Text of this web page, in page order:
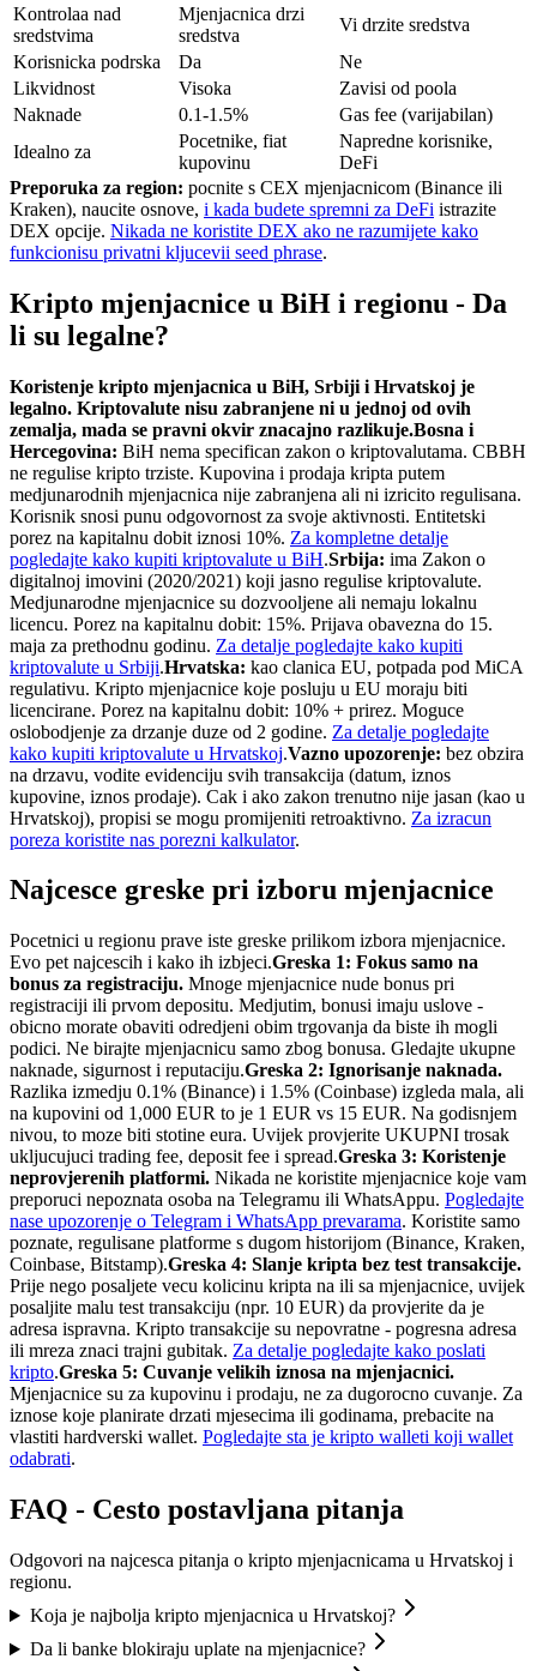
Kontrolaa nad
sredstvima
Mjenjacnica drzi
sredstva
Vi drzite sredstva
Korisnicka podrska
Da
Ne
Likvidnost
Visoka
Zavisi od poola
Naknade
0.1-1.5%
Gas fee (varijabilan)
Idealno za
Pocetnike, fiat
kupovinu
Napredne korisnike,
DeFi
Preporuka za region: pocnite s CEX mjenjacnicom (Binance ili
Kraken), naucite osnove, i kada budete spremni za DeFi istrazite
DEX opcije. Nikada ne koristite DEX ako ne razumijete kako
funkcionisu privatni kljucevii seed phrase.
Kripto mjenjacnice u BiH i regionu - Da
li su legalne?
Koristenje kripto mjenjacnica u BiH, Srbiji i Hrvatskoj je
legalno. Kriptovalute nisu zabranjene ni u jednoj od ovih
zemalja, mada se pravni okvir znacajno razlikuje.Bosna i
Hercegovina: BiH nema specifican zakon o kriptovalutama. CBBH
ne regulise kripto trziste. Kupovina i prodaja kripta putem
medjunarodnih mjenjacnica nije zabranjena ali ni izricito regulisana.
Korisnik snosi punu odgovornost za svoje aktivnosti. Entitetski
porez na kapitalnu dobit iznosi 10%. Za kompletne detalje
pogledajte kako kupiti kriptovalute u BiH.Srbija: ima Zakon o
digitalnoj imovini (2020/2021) koji jasno regulise kriptovalute.
Medjunarodne mjenjacnice su dozvooljene ali nemaju lokalnu
licencu. Porez na kapitalnu dobit: 15%. Prijava obavezna do 15.
maja za prethodnu godinu. Za detalje pogledajte kako kupiti
kriptovalute u Srbiji.Hrvatska: kao clanica EU, potpada pod MiCA
regulativu. Kripto mjenjacnice koje posluju u EU moraju biti
licencirane. Porez na kapitalnu dobit: 10% + prirez. Moguce
oslobodjenje za drzanje duze od 2 godine. Za detalje pogledajte
kako kupiti kriptovalute u Hrvatskoj.Vazno upozorenje: bez obzira
na drzavu, vodite evidenciju svih transakcija (datum, iznos
kupovine, iznos prodaje). Cak i ako zakon trenutno nije jasan (kao u
Hrvatskoj), propisi se mogu promijeniti retroaktivno. Za izracun
poreza koristite nas porezni kalkulator.
Najcesce greske pri izboru mjenjacnice
Pocetnici u regionu prave iste greske prilikom izbora mjenjacnice.
Evo pet najcescih i kako ih izbjeci.Greska 1: Fokus samo na
bonus za registraciju. Mnoge mjenjacnice nude bonus pri
registraciji ili prvom depositu. Medjutim, bonusi imaju uslove -
obicno morate obaviti odredjeni obim trgovanja da biste ih mogli
podici. Ne birajte mjenjacnicu samo zbog bonusa. Gledajte ukupne
naknade, sigurnost i reputaciju.Greska 2: Ignorisanje naknada.
Razlika izmedju 0.1% (Binance) i 1.5% (Coinbase) izgleda mala, ali
na kupovini od 1,000 EUR to je 1 EUR vs 15 EUR. Na godisnjem
nivou, to moze biti stotine eura. Uvijek provjerite UKUPNI trosak
ukljucujuci trading fee, deposit fee i spread.Greska 3: Koristenje
neprovjerenih platformi. Nikada ne koristite mjenjacnice koje vam
preporuci nepoznata osoba na Telegramu ili WhatsAppu. Pogledajte
nase upozorenje o Telegram i WhatsApp prevarama. Koristite samo
poznate, regulisane platforme s dugom historijom (Binance, Kraken,
Coinbase, Bitstamp).Greska 4: Slanje kripta bez test transakcije.
Prije nego posaljete vecu kolicinu kripta na ili sa mjenjacnice, uvijek
posaljite malu test transakciju (npr. 10 EUR) da provjerite da je
adresa ispravna. Kripto transakcije su nepovratne - pogresna adresa
ili mreza znaci trajni gubitak. Za detalje pogledajte kako poslati
kripto.Greska 5: Cuvanje velikih iznosa na mjenjacnici.
Mjenjacnice su za kupovinu i prodaju, ne za dugorocno cuvanje. Za
iznose koje planirate drzati mjesecima ili godinama, prebacite na
vlastiti hardverski wallet. Pogledajte sta je kripto walleti koji wallet
odabrati.
FAQ - Cesto postavljana pitanja
Odgovori na najcesca pitanja o kripto mjenjacnicama u Hrvatskoj i
regionu.
Koja je najbolja kripto mjenjacnica u Hrvatskoj?
Da li banke blokiraju uplate na mjenjacnice?